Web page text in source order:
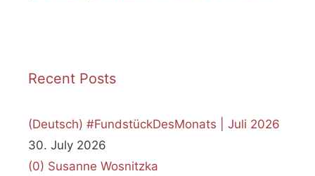
Recent Posts
(Deutsch) #FundstückDesMonats | Juli 2026
30. July 2026
(0) Susanne Wosnitzka